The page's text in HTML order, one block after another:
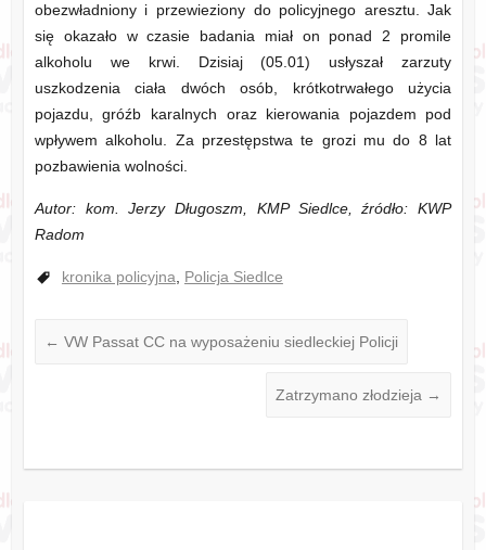
obezwładniony i przewieziony do policyjnego aresztu. Jak
się okazało w czasie badania miał on ponad 2 promile
alkoholu we krwi. Dzisiaj (05.01) usłyszał zarzuty
uszkodzenia ciała dwóch osób, krótkotrwałego użycia
pojazdu, gróźb karalnych oraz kierowania pojazdem pod
wpływem alkoholu. Za przestępstwa te grozi mu do 8 lat
pozbawienia wolności.
Autor: kom. Jerzy Długoszm, KMP Siedlce, źródło: KWP
Radom
kronika policyjna, Policja Siedlce
← VW Passat CC na wyposażeniu siedleckiej Policji
Zatrzymano złodzieja →